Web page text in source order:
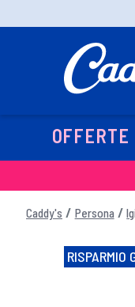
OFFERTE
Caddy's Persona
RISPARMIO